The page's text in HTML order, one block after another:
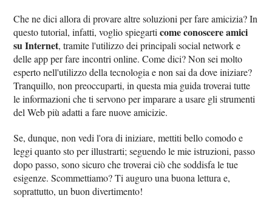
Che ne dici allora di provare altre soluzioni per fare amicizia? In
questo tutorial, infatti, voglio spiegarticome conoscere amici
su Internet, tramite l'utilizzo dei principali social network e
delle app per fare incontri online. Come dici? Non sei molto
esperto nell'utilizzo della tecnologia e non sai da dove iniziare?
Tranquillo, non preoccuparti, in questa mia guida troverai tutte
le informazioni che ti servono per imparare a usare gli strumenti
del Web più adatti a fare nuove amicizie.
Se, dunque, non vedi l'ora di iniziare, mettiti bello comodo e
leggi quanto sto per illustrarti; seguendo le mie istruzioni, passo
dopo passo, sono sicuro che troverai ciò che soddisfa le tue
esigenze. Scommettiamo? Ti auguro una buona lettura e,
soprattutto, un buon divertimento!